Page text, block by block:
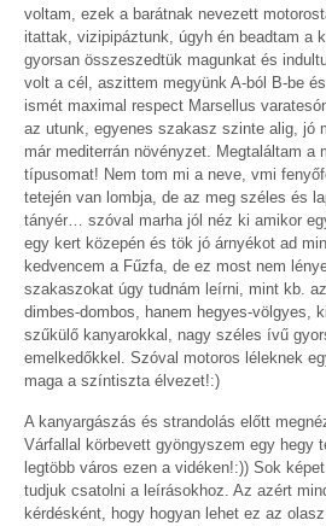
voltam, ezek a barátnak nevezett
itattak, vizipipáztunk, úgyh én beadtam a
gyorsan összeszedtük magunkat és
volt a cél, aszittem megyünk A-ból B-be
ismét maximal respect Marsellus
az utunk, egyenes szakasz szinte alig, jó
már mediterrán növényzet. Megtaláltam a
típusomat! Nem tom mi a neve, vmi
tetején van lombja, de az meg széles és
tányér… szóval marha jól néz ki amikor
egy kert közepén és tök jó árnyékot ad
kedvencem a Fűzfa, de ez most nem
szakaszokat úgy tudnám leírni, mint kb.
dimbes-dombos, hanem hegyes-völgyes,
szűkülő kanyarokkal, nagy széles ívű
emelkedőkkel. Szóval motoros léleknek
maga a színtiszta élvezet!:)
A kanyargászás és strandolás előtt
Várfallal körbevett gyöngyszem egy hegy
legtöbb város ezen a vidéken!:)) Sok
tudjuk csatolni a leírásokhoz. Az azért
kérdésként, hogy hogyan lehet ez az